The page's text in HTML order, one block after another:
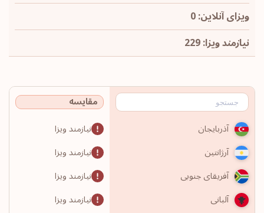
ویزای آنلاین: 0
نیازمند ویزا: 229
مقایسه
آذربایجان
نیازمند ویزا
آرژانتین
نیازمند ویزا
آفریقای جنوبی
نیازمند ویزا
آلبانی
نیازمند ویزا